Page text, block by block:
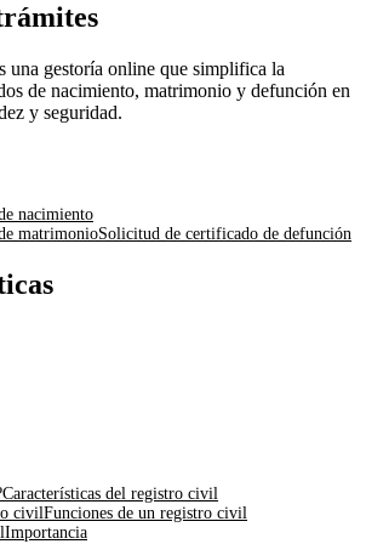
una gestoría online que simplifica la
de nacimiento, matrimonio y defunción en
y seguridad.
nacimiento
matrimonioSolicitud de certificado de defunción
Características del registro civil
civilFunciones de un registro civil
Importancia